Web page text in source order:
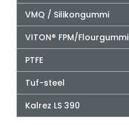
VMQ / Silikongummi
VITON® FPM/Flourgummi
PTFE
Tuf-steel
Kalrez LS 390